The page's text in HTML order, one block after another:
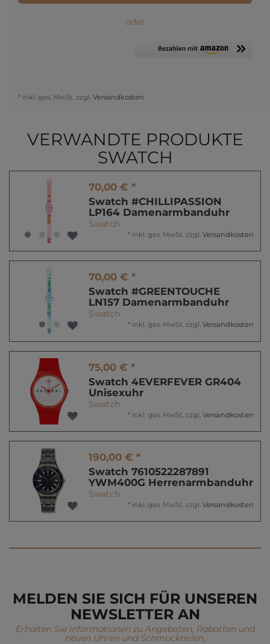
oder
* inkl. ges. MwSt. zzgl. Versandkosten
VERWANDTE PRODUKTE
SWATCH
70,00 € *
Swatch #CHILLIPASSION
LP164 Damenarmbanduhr
Swatch
* inkl. ges. MwSt. zzgl. Versandkosten
70,00 € *
Swatch #GREENTOUCHE
LN157 Damenarmbanduhr
Swatch
* inkl. ges. MwSt. zzgl. Versandkosten
75,00 € *
Swatch 4EVERFEVER GR404
Unisexuhr
Swatch
* inkl. ges. MwSt. zzgl. Versandkosten
190,00 € *
Swatch 7610522287891
YWM400G Herrenarmbanduhr
Swatch
* inkl. ges. MwSt. zzgl. Versandkosten
MELDEN SIE SICH FÜR UNSEREN
NEWSLETTER AN
Erhalten Sie Informationen zu Angeboten, Rabatten und
neuen Uhren und Schmuckteilen.